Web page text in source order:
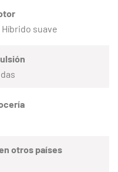
suave
otros países